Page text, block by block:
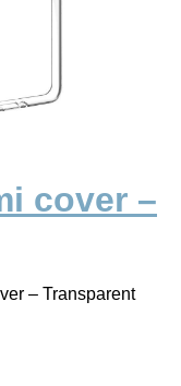
cover –
– Transparent